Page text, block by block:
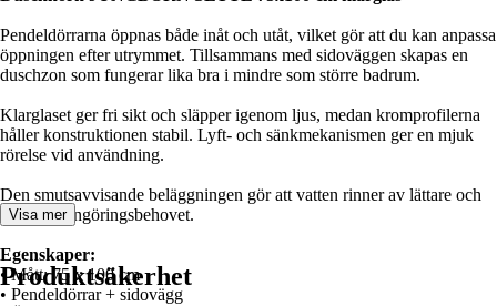
Pendeldörrarna öppnas både inåt och utåt, vilket gör att du kan anpassa
öppningen efter utrymmet. Tillsammans med sidoväggen skapas en
duschzon som fungerar lika bra i mindre som större badrum.
Klarglaset ger fri sikt och släpper igenom ljus, medan kromprofilerna
håller konstruktionen stabil. Lyft- och sänkmekanismen ger en mjuk
rörelse vid användning.
Den smutsavvisande beläggningen gör att vatten rinner av lättare och
minskar rengöringsbehovet.
Egenskaper:
• Mått: 75 x 100 cm
• Pendeldörrar + sidovägg
Visa mer
Produktsäkerhet